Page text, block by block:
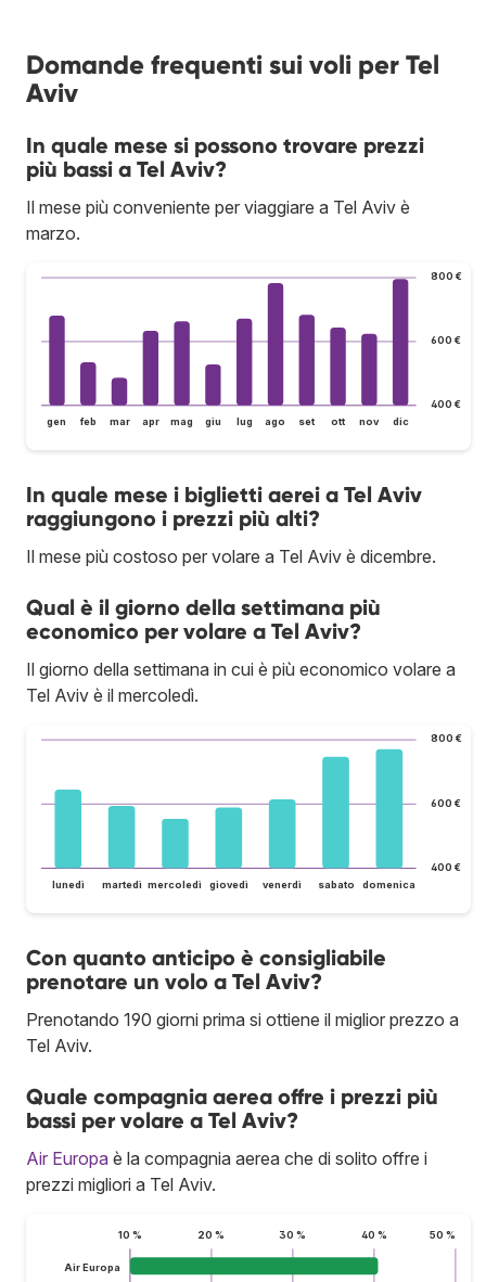
Domande frequenti sui voli per Tel
Aviv
In quale mese si possono trovare prezzi
più bassi a Tel Aviv?
Il mese più conveniente per viaggiare a Tel Aviv è
marzo.
400 €
600 €
800 €
gen feb mar apr mag giu lug ago set ott nov dic
In quale mese i biglietti aerei a Tel Aviv
raggiungono i prezzi più alti?
Il mese più costoso per volare a Tel Aviv è dicembre.
Qual è il giorno della settimana più
economico per volare a Tel Aviv?
Il giorno della settimana in cui è più economico volare a
Tel Aviv è il mercoledì.
400 €
600 €
800 €
lunedì martedì mercoledì giovedì venerdì sabato domenica
Con quanto anticipo è consigliabile
prenotare un volo a Tel Aviv?
Prenotando 190 giorni prima si ottiene il miglior prezzo a
Tel Aviv.
Quale compagnia aerea offre i prezzi più
bassi per volare a Tel Aviv?
Air Europa è la compagnia aerea che di solito offre i
prezzi migliori a Tel Aviv.
10 % 20 % 30 % 40 % 50 %
Air Europa